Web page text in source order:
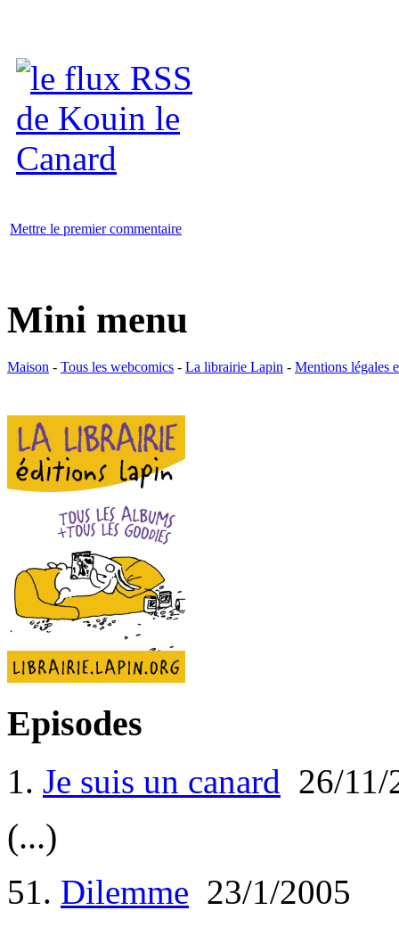
Mettre le premier commentaire
Mini menu
Maison - Tous les webcomics - La librairie Lapin - Mentions légales
Episodes
1. Je suis un canard 26/11/
(...)
51. Dilemme 23/1/2005